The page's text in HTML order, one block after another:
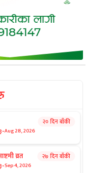
-Aug 28, 2026
२० दिन बाँकी
व्रत
-Sep 4, 2026
२७ दिन बाँकी